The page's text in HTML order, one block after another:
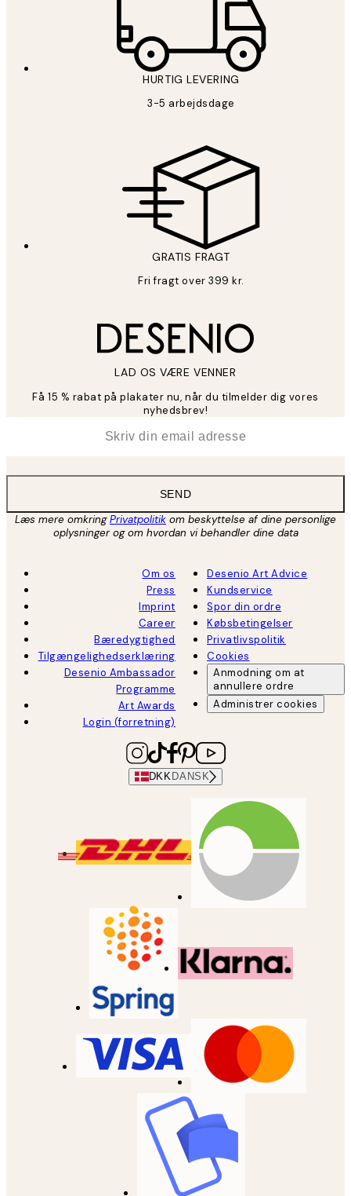
HURTIG LEVERING
3-5 arbejdsdage
GRATIS FRAGT
Fri fragt over 399 kr.
LAD OS VÆRE VENNER
Få 15 % rabat på plakater nu, når du tilmelder dig vores
nyhedsbrev!
SEND
Læs mere omkringPrivatpolitik om beskyttelse af dine personlige
oplysninger og om hvordan vi behandler dine data
Om os
Press
Imprint
Career
Bæredygtighed
Tilgængelighedserklæring
Desenio Ambassador
Programme
Art Awards
Login (forretning)
Desenio Art Advice
Kundservice
Spor din ordre
Købsbetingelser
Privatlivspolitik
Cookies
Anmodning om at
annullere ordre
Administrer cookies
DKK DANSK